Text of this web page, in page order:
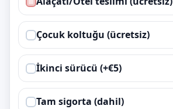
Çocuk koltuğu (ücretsiz)
İkinci sürücü (+€5)
Tam sigorta (dahil)